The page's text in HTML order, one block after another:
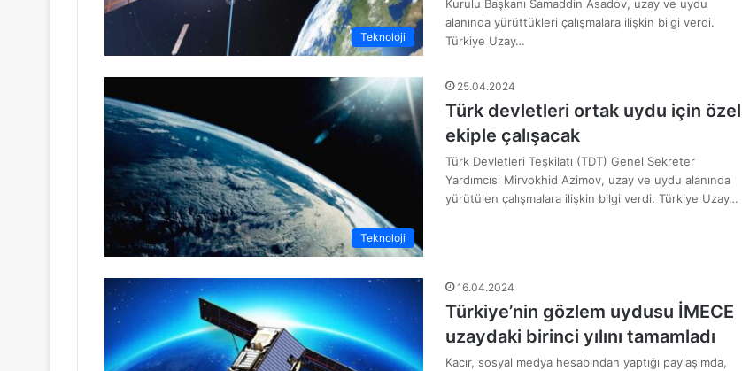
Teknoloji
Kurulu Başkanı Samaddin Asadov, uzay ve uydu
alanında yürüttükleri çalışmalara ilişkin bilgi verdi.
Türkiye Uzay…
Teknoloji
25.04.2024
Türk devletleri ortak uydu için özel
ekiple çalışacak
Türk Devletleri Teşkilatı (TDT) Genel Sekreter
Yardımcısı Mirvokhid Azimov, uzay ve uydu alanında
yürütülen çalışmalara ilişkin bilgi verdi. Türkiye Uzay…
16.04.2024
Türkiye’nin gözlem uydusu İMECE
uzaydaki birinci yılını tamamladı
Kacır, sosyal medya hesabından yaptığı paylaşımda,